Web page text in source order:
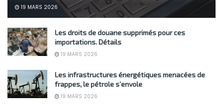
19 MARS 2026
Les droits de douane supprimés pour ces
importations. Détails
19 MARS 2026
Les infrastructures énergétiques menacées de
frappes, le pétrole s’envole
19 MARS 2026